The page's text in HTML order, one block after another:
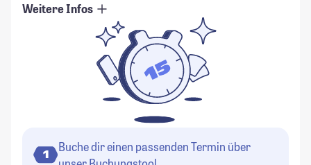
Weitere Infos
1
Buche dir einen passenden Termin über